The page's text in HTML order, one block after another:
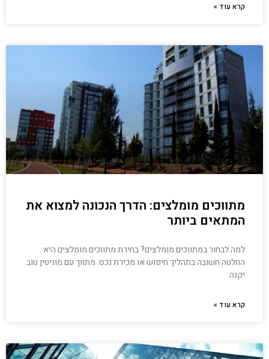
קרא עוד »
מתווכים מומלצים: הדרך הנכונה למצוא את
המתאים ביותר
למה לבחור במתווכים מומלצים? בחירת מתווכים מומלצים היא
החלטה חשובה בתהליך חיפוש או מכירת נכס. מתווך עם מוניטין טוב
יקנה
קרא עוד »